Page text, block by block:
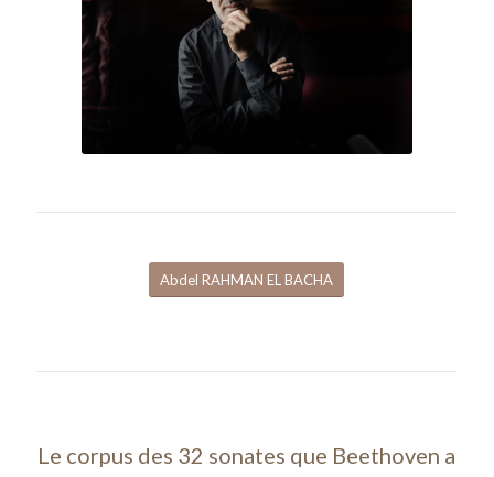
Abdel RAHMAN EL BACHA
Le corpus des 32 sonates que Beethoven a